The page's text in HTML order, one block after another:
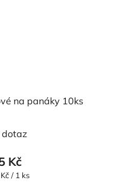
na panáky 10ks
dotaz
Kč
/ 1 ks